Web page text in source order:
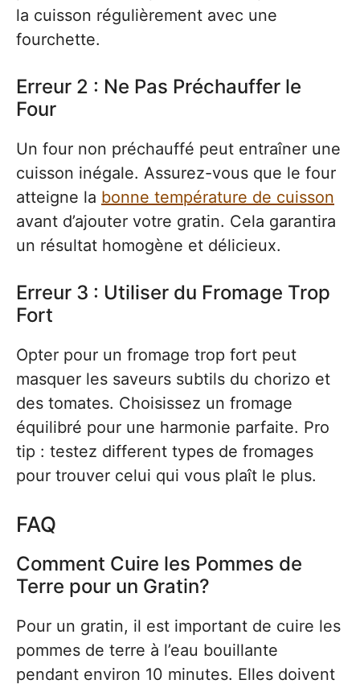
la cuisson régulièrement avec une
fourchette.
Erreur 2 : Ne Pas Préchauffer le
Four
Un four non préchauffé peut entraîner une
cuisson inégale. Assurez-vous que le four
atteigne la bonne température de cuisson
avant d’ajouter votre gratin. Cela garantira
un résultat homogène et délicieux.
Erreur 3 : Utiliser du Fromage Trop
Fort
Opter pour un fromage trop fort peut
masquer les saveurs subtils du chorizo et
des tomates. Choisissez un fromage
équilibré pour une harmonie parfaite. Pro
tip : testez different types de fromages
pour trouver celui qui vous plaît le plus.
FAQ
Comment Cuire les Pommes de
Terre pour un Gratin?
Pour un gratin, il est important de cuire les
pommes de terre à l’eau bouillante
pendant environ 10 minutes. Elles doivent